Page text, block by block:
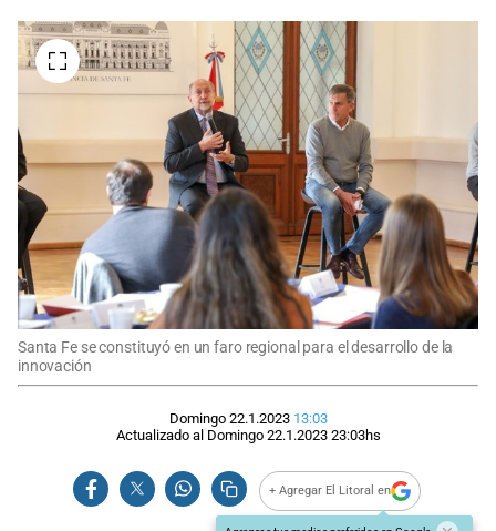
Santa Fe se constituyó en un faro regional para el desarrollo de la
innovación
Domingo 22.1.2023 13:03
Actualizado al Domingo 22.1.2023 23:03hs
+ Agregar El Litoral en